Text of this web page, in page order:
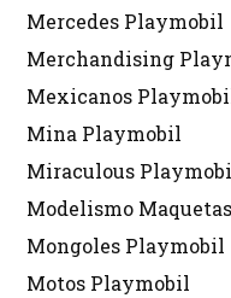
Mercedes Playmobil
Merchandising
Mexicanos
Mina Playmobil
Miraculous
Modelismo Maquetas
Mongoles Playmobil
Motos Playmobil